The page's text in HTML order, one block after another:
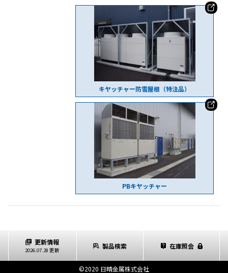
キヤッチャー防雪屋根（特注品）
PBキヤッチャー
更新情報
2026.07.28 更新 製品検索 在庫照会
©2020 日晴金属株式会社